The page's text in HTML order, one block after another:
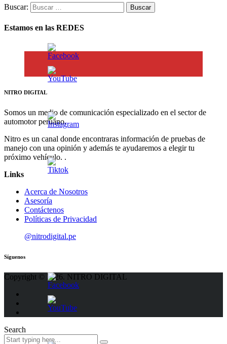
Buscar:
Estamos en las REDES
NITRO DIGITAL
Somos un medio de comunicación especializado en el sector de
automotor peruano.
Nitro es un canal donde encontraras información de pruebas de
manejo con una opinión y además te ayudaremos a elegir tu
próximo vehículo. .
Links
Acerca de Nosotros
Asesoría
Contáctenos
Políticas de Privacidad
@nitrodigital.pe
Síguenos
Copyright © 2026. NITRO DIGITAL
Search